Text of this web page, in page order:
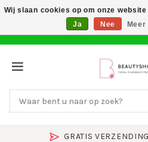
GRATIS
Wij slaan cookies op om onze
Ja
Nee